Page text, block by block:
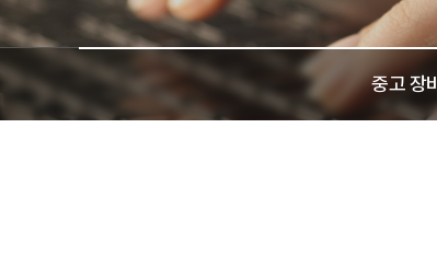
중고 장비